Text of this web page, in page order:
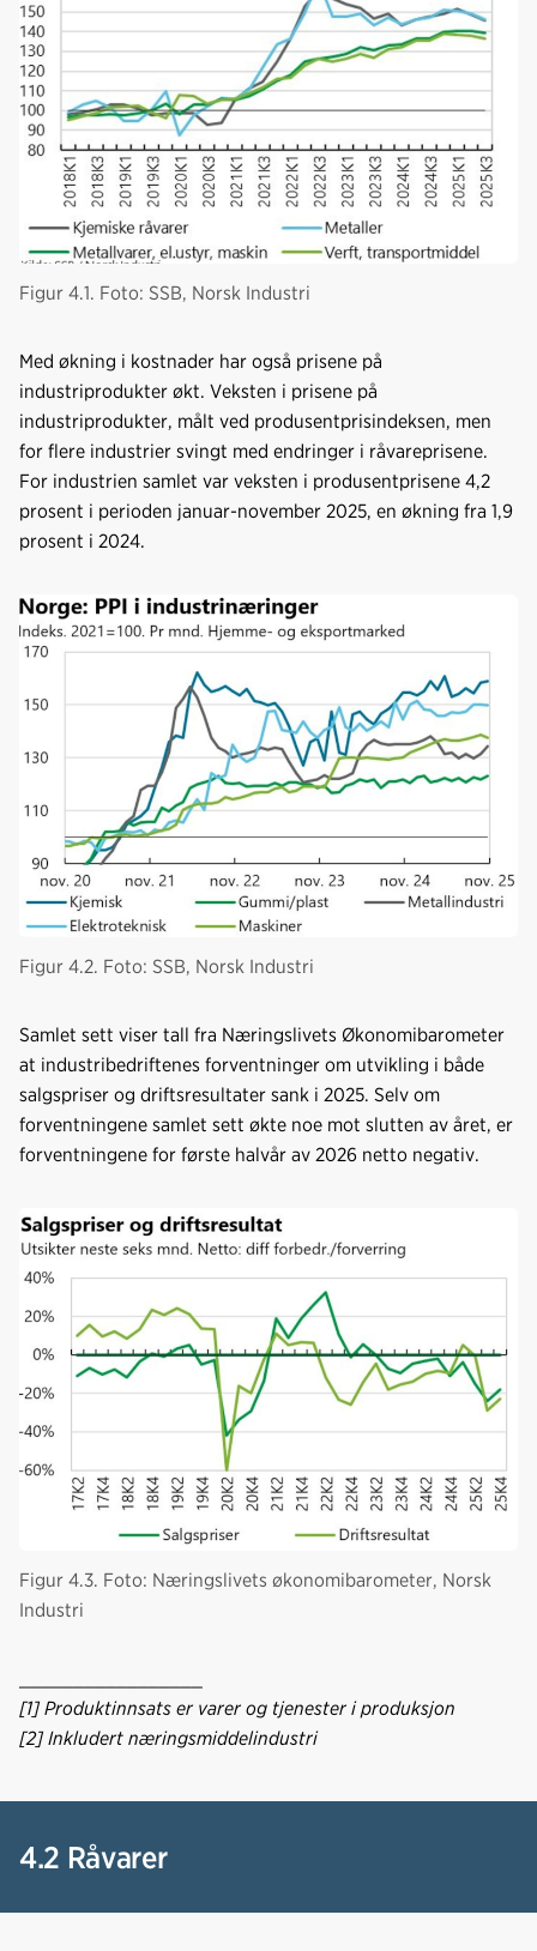
Figur 4.1. Foto: SSB, Norsk Industri
Med økning i kostnader har også prisene på
industriprodukter økt. Veksten i prisene på
industriprodukter, målt ved produsentprisindeksen, men
for flere industrier svingt med endringer i råvareprisene.
For industrien samlet var veksten i produsentprisene 4,2
prosent i perioden januar-november 2025, en økning fra 1,9
prosent i 2024.
Figur 4.2. Foto: SSB, Norsk Industri
Samlet sett viser tall fra Næringslivets Økonomibarometer
at industribedriftenes forventninger om utvikling i både
salgspriser og driftsresultater sank i 2025. Selv om
forventningene samlet sett økte noe mot slutten av året, er
forventningene for første halvår av 2026 netto negativ.
Figur 4.3. Foto: Næringslivets økonomibarometer, Norsk
Industri
[1] Produktinnsats er varer og tjenester i produksjon
[2] Inkludert næringsmiddelindustri
4.2 Råvarer